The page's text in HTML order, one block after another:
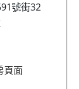
號街32
頁面